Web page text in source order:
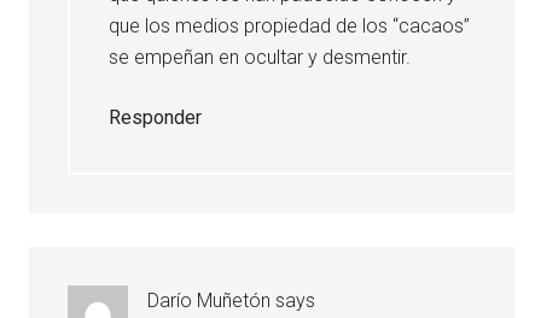
que los medios propiedad de los “cacaos”
se empeñan en ocultar y desmentir.
Responder
Darío Muñetón says